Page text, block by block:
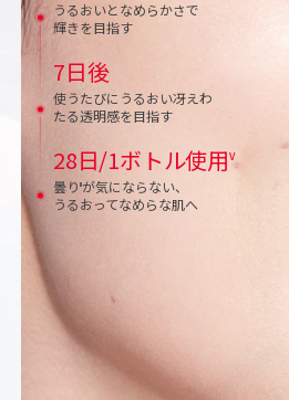
うるおいとなめらかさで
輝きを目指す
7日後
使うたびにうるおい冴えわ
たる透明感を目指す
28日/1ボトル使用V
曇り IIが気にならない、
うるおってなめらな肌へ